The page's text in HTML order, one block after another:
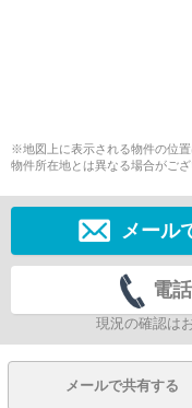
※地図上に表示される物件の位
物件所在地とは異なる場合がござ
メール
電
現況の確認は
メールで共有する